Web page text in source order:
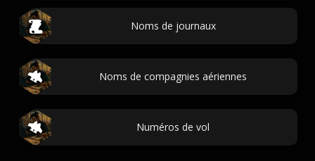
Noms de journaux
Noms de compagnies aériennes
Numéros de vol